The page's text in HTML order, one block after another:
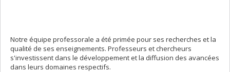
Notre équipe professorale a été primée pour ses recherches et la
qualité de ses enseignements. Professeurs et chercheurs
s'investissent dans le développement et la diffusion des avancées
dans leurs domaines respectifs.